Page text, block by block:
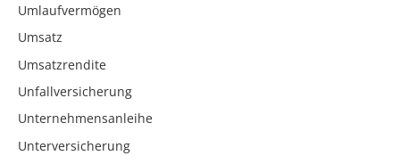
Umlaufvermögen
Umsatz
Umsatzrendite
Unfallversicherung
Unternehmensanleihe
Unterversicherung